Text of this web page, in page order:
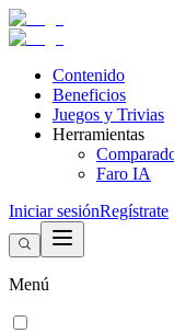
Contenido
Beneficios
Juegos y Trivias
Herramientas
Faro IA
Iniciar sesiónRegístrate
Menú